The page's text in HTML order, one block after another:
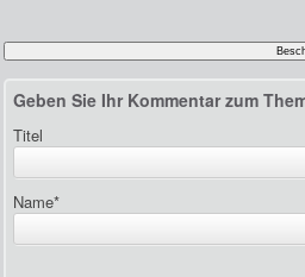
Geben Sie Ihr Kommentar zum
Titel
Name*